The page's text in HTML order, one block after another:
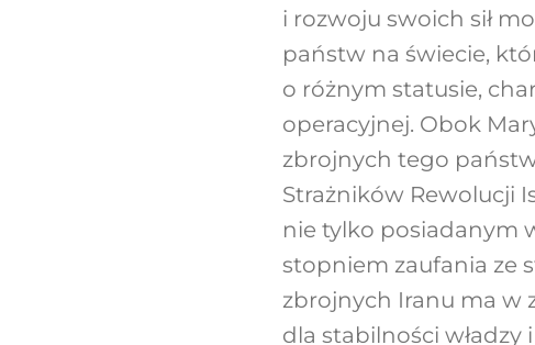
i rozwoju swoich sił
państw na świecie,
o różnym statusie,
operacyjnej. Obok
zbrojnych tego
Strażników Rewolucji
nie tylko posiadanym
stopniem zaufania ze
zbrojnych Iranu ma w
dla stabilności władzy